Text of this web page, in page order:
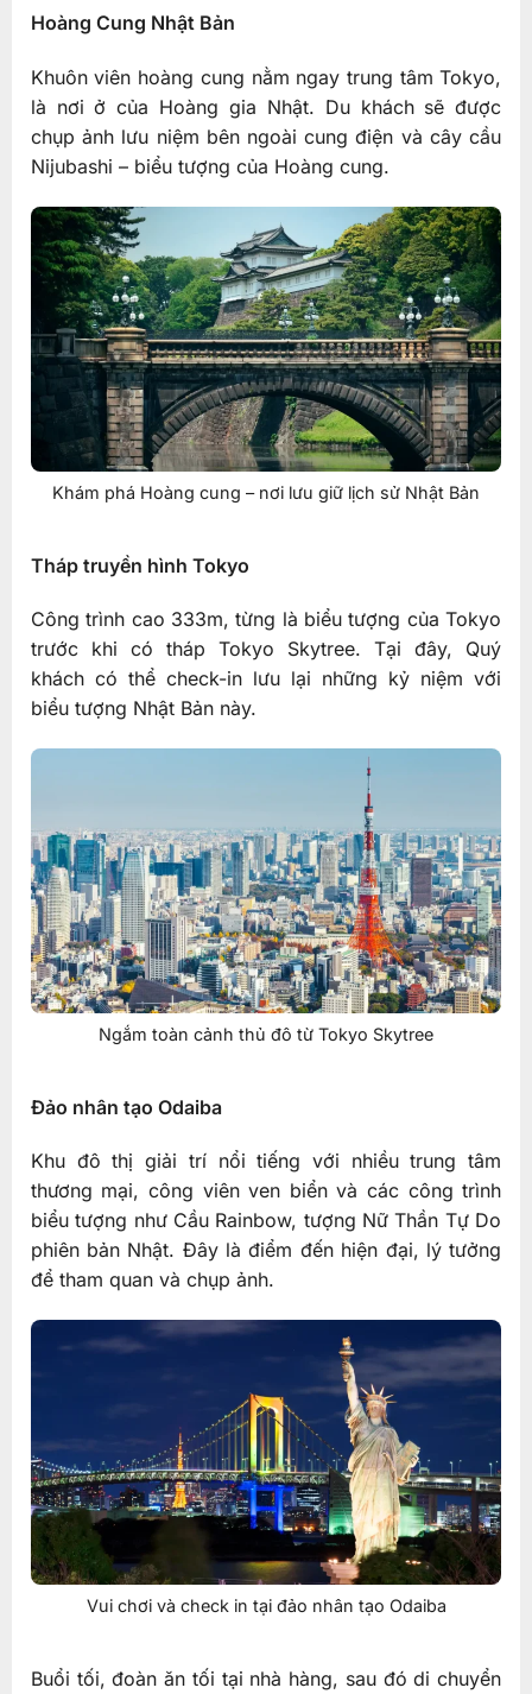
Hoàng Cung Nhật Bản
Khuôn viên hoàng cung nằm ngay trung tâm Tokyo,
là nơi ở của Hoàng gia Nhật. Du khách sẽ được
chụp ảnh lưu niệm bên ngoài cung điện và cây cầu
Nijubashi – biểu tượng của Hoàng cung.
Khám phá Hoàng cung – nơi lưu giữ lịch sử Nhật Bản
Tháp truyền hình Tokyo
Công trình cao 333m, từng là biểu tượng của Tokyo
trước khi có tháp Tokyo Skytree. Tại đây, Quý
khách có thể check-in lưu lại những kỷ niệm với
biểu tượng Nhật Bản này.
Ngắm toàn cảnh thủ đô từ Tokyo Skytree
Đảo nhân tạo Odaiba
Khu đô thị giải trí nổi tiếng với nhiều trung tâm
thương mại, công viên ven biển và các công trình
biểu tượng như Cầu Rainbow, tượng Nữ Thần Tự Do
phiên bản Nhật. Đây là điểm đến hiện đại, lý tưởng
để tham quan và chụp ảnh.
Vui chơi và check in tại đảo nhân tạo Odaiba
Buổi tối, đoàn ăn tối tại nhà hàng, sau đó di chuyển